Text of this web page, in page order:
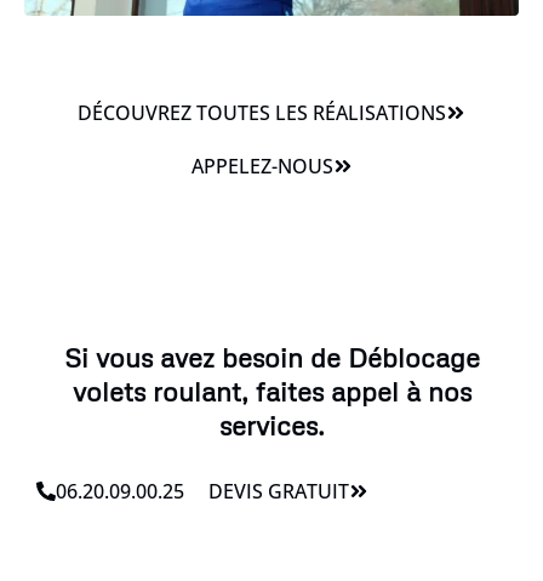
DÉCOUVREZ TOUTES LES RÉALISATIONS
APPELEZ-NOUS
Si vous avez besoin de Déblocage
volets roulant, faites appel à nos
services.
06.20.09.00.25 DEVIS GRATUIT